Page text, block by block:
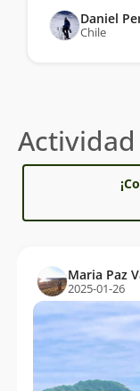
Daniel
Chile
Maria Paz
2025-01-26